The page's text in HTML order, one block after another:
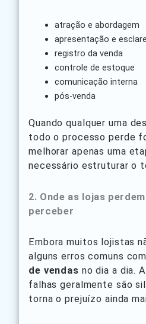
atração e abordagem
apresentação e
registro da venda
controle de estoque
comunicação interna
pós-venda
Quando qualquer uma
todo o processo perde
melhorar apenas uma
necessário estruturar o
2. Onde as lojas
perceber
Embora muitos lojistas
alguns erros comuns
de vendas no dia a dia.
falhas geralmente são
torna o prejuízo ainda